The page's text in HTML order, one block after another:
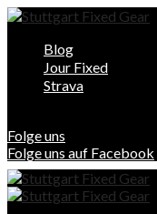
Blog
Jour Fixed
Strava
Folge uns
Folge uns auf Facebook